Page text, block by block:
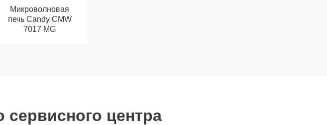
Микроволновая
печь Candy CMW
7017 MG
центра